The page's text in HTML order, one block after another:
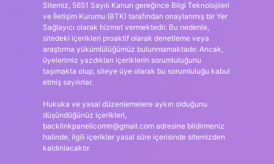
Sitemiz, 5651 Sayılı Kanun gereğince Bilgi Teknolojileri
ve İletişim Kurumu (BTK) tarafından onaylanmış bir Yer
Sağlayıcı olarak hizmet vermektedir. Bu nedenle,
sitedeki içerikleri proaktif olarak denetleme veya
araştırma yükümlülüğümüz bulunmamaktadır. Ancak,
üyelerimiz yazdıkları içeriklerin sorumluluğunu
taşımakta olup, siteye üye olarak bu sorumluluğu kabul
etmiş sayılırlar.
Hukuka ve yasal düzenlemelere aykırı olduğunu
düşündüğünüz içerikleri,
backlinkpanelicomtr@gmail.comadresine bildirmeniz
halinde, ilgili içerikler yasal süre içerisinde sitemizden
kaldırılacaktır.